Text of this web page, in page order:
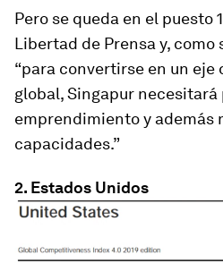
Pero se queda en el puesto
Libertad de Prensa y, como
“para convertirse en un eje
global, Singapur
emprendimiento y además
capacidades.”
2. Estados Unidos